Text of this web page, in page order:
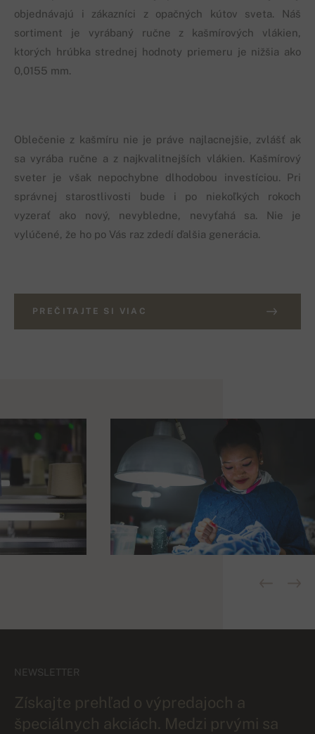
objednávajú i zákazníci z opačných kútov sveta. Náš
sortiment je vyrábaný ručne z kašmírových vlákien,
ktorých hrúbka strednej hodnoty priemeru je nižšia ako
0,0155 mm.
Oblečenie z kašmíru nie je práve najlacnejšie, zvlášť ak
sa vyrába ručne a z najkvalitnejších vlákien. Kašmírový
sveter je však nepochybne dlhodobou investíciou. Pri
správnej starostlivosti bude i po niekoľkých rokoch
vyzerať ako nový, nevybledne, nevyťahá sa. Nie je
vylúčené, že ho po Vás raz zdedí ďalšia generácia.
PREČITAJTE SI VIAC
NEWSLETTER
Získajte prehľad o výpredajoch a
špeciálnych akciách. Medzi prvými sa